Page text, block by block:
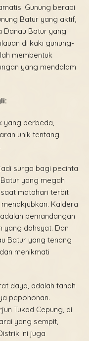
Gunung berapi
Batur yang aktif,
Danau Batur yang
di kaki gunung-
membentuk
yang mendalam
yang berbeda,
unik tentang
surga bagi pecinta
yang megah
matahari terbit
Kaldera
pemandangan
yang dahsyat. Dan
Batur yang tenang
menikmati
daya, adalah tanah
pepohonan.
Tukad Cepung, di
yang sempit,
ini juga